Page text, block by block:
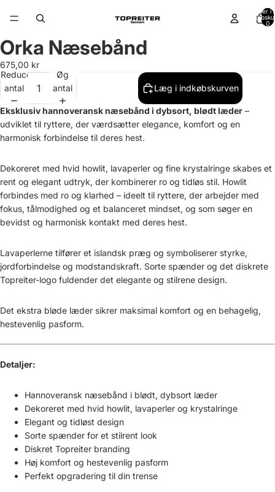
Varer i
0
Åbn
billede
i
fuld
skærm
Åbn
billede
i
fuld
skærm
Orka Næsebånd
675,00 kr
Reducer
antal
Øg
antal
Læg i indkøbskurven
Eksklusiv hannoveransk næsebånd i dybsort, blødt læder –
udviklet til ryttere, der værdsætter elegance, komfort og en
harmonisk forbindelse til deres hest.
Dekoreret med hvid howlit, lavaperler og fine krystalringe skabes et
rent og elegant udtryk, der kombinerer ro og tidløs stil. Howlit
forbindes med ro og klarhed – ideelt til ryttere, der arbejder med
fokus, tålmodighed og et balanceret mindset, og som søger en
bevidst og harmonisk kontakt med deres hest.
Lavaperlerne tilfører et islandsk præg og symboliserer styrke,
jordforbindelse og modstandskraft. Sorte spænder og det diskrete
Topreiter-logo fuldender det elegante og stilrene design.
Det ekstra bløde læder sikrer maksimal komfort og en behagelig,
hestevenlig pasform.
Detaljer:
Hannoveransk næsebånd i blødt, dybsort læder
Dekoreret med hvid howlit, lavaperler og krystalringe
Elegant og tidløst design
Sorte spænder for et stilrent look
Diskret Topreiter branding
Høj komfort og hestevenlig pasform
Perfekt opgradering til din trense